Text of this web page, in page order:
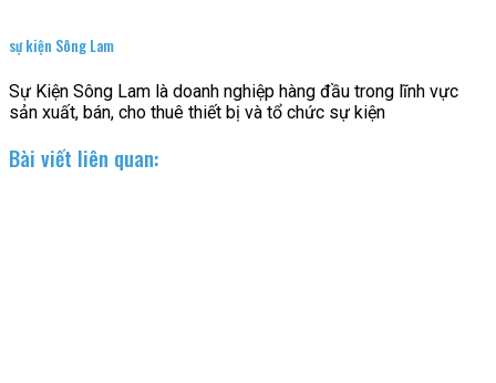
sự kiện Sông Lam
Sự Kiện Sông Lam là doanh nghiệp hàng đầu trong lĩnh vực
sản xuất, bán, cho thuê thiết bị và tổ chức sự kiện
Bài viết liên quan: